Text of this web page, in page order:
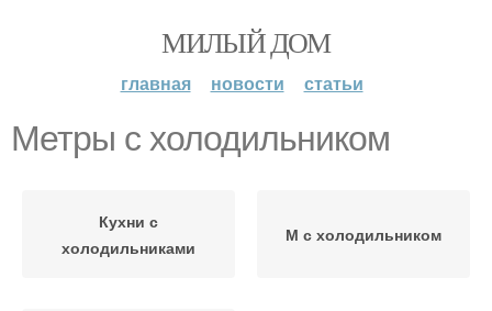
МИЛЫЙ ДОМ
главная новости статьи
Метры с холодильником
Кухни с
холодильниками
М с холодильником